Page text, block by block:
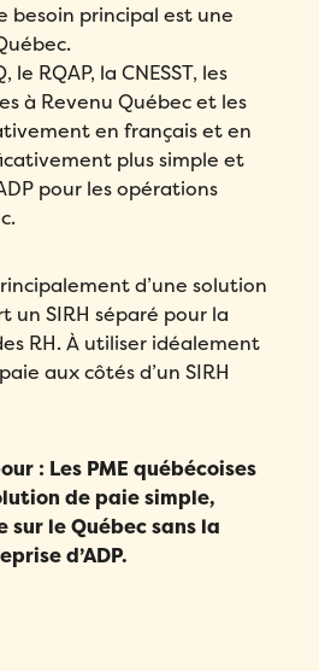
besoin principal est une
RQAP, la CNESST, les
à Revenu Québec et les
en français et en
plus simple et
pour les opérations
d’une solution
un SIRH séparé pour la
RH. À utiliser idéalement
aux côtés d’un SIRH
: Les PME québécoises
de paie simple,
le Québec sans la
d’ADP.